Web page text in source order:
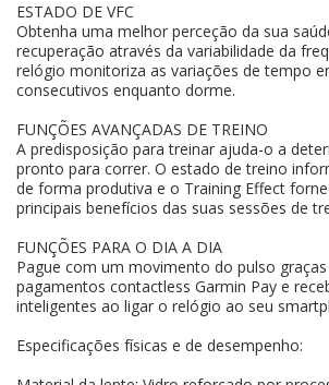
ESTADO DE VFC
Obtenha uma melhor perceção da sua
recuperação através da variabilidade da
relógio monitoriza as variações de tempo
consecutivos enquanto dorme.
FUNÇÕES AVANÇADAS DE TREINO
A predisposição para treinar ajuda-o a
pronto para correr. O estado de treino
de forma produtiva e o Training Effect
principais benefícios das suas sessões de
FUNÇÕES PARA O DIA A DIA
Pague com um movimento do pulso
pagamentos contactless Garmin Pay e
inteligentes ao ligar o relógio ao seu
Especificações físicas e de desempenho: